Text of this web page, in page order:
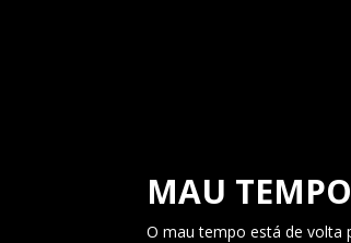
MAU
O mau tempo está de volta